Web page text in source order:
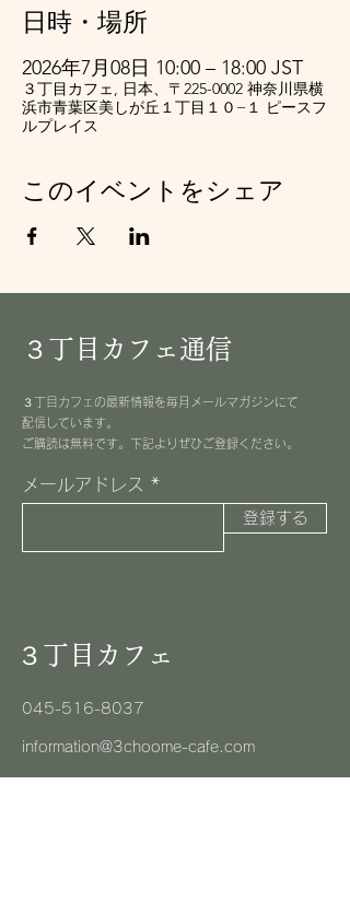
日時・場所
2026年7月08日 10:00 – 18:00 JST
３丁目カフェ, 日本、〒225-0002 神奈川県横
浜市青葉区美しが丘１丁目１０−１ ピースフ
ルプレイス
このイベントをシェア
３丁目カフェ通信
３丁目カフェの最新情報を毎月メールマガジンにて
配信しています。
​ご購読は無料です。下記よりぜひご登録ください。
メールアドレス
登録する
３丁目カフェ
045-516-8037
information@3choome-cafe.com